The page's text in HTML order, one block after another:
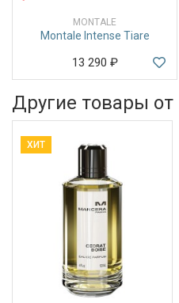
MONTALE
Montale Intense Tiare
13 290 ₽
Другие товары от
ХИТ